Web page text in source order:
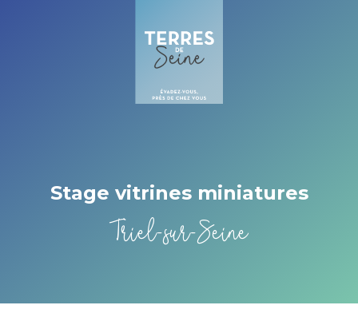
Stage vitrines miniatures
Triel-sur-Seine